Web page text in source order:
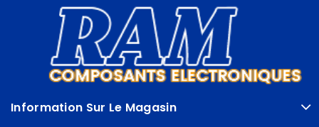
Information Sur Le Magasin